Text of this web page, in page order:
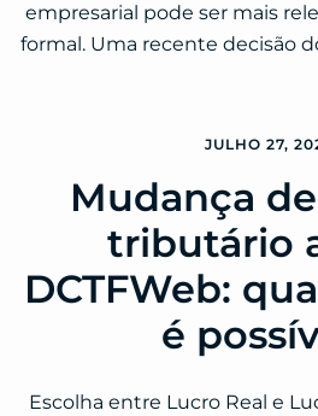
empresarial pode ser mais
formal. Uma recente decisão
JULHO 27,
Mudança
tributário
DCTFWeb:
é
Escolha entre Lucro Real e